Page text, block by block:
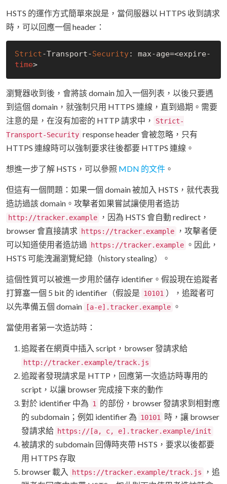
HSTS 的運作方式簡單來說是，當伺服器以 HTTPS 收到請求
時，可以回應一個 header：
Strict-Transport-Security: max-age=<expire-
time >
瀏覽器收到後，會將該 domain 加入一個列表，以後只要遇
到這個 domain，就強制只用 HTTPS 連線，直到過期。需要
注意的是，在沒有加密的 HTTP 請求中，
Strict-
Transport-Security response header 會被忽略，只有
HTTPS 連線時可以強制要求往後都要 HTTPS 連線。
想進一步了解 HSTS，可以參照 MDN 的文件 。
但這有一個問題：如果一個 domain 被加入 HSTS，就代表我
造訪過該 domain。攻擊者如果嘗試讓使用者造訪
http://tracker.example
，因為 HSTS 會自動 redirect，
browser 會直接請求
https://tracker.example
，攻擊者便
可以知道使用者造訪過
https://tracker.example 。因此，
HSTS 可能洩漏瀏覽紀錄（history stealing）。
這個性質可以被進一步用於儲存 identifier。假設現在追蹤者
打算塞一個 5 bit 的 identifier（假設是 10101 ），追蹤者可
以先準備五個 domain
[a-e].tracker.example 。
當使用者第一次造訪時：
追蹤者在網頁中插入 script，browser 發請求給
http://tracker.example/track.js
追蹤者發現請求是 HTTP，回應第一次造訪時專用的
script，以讓 browser 完成接下來的動作
對於 identifier 中為 1
的部份，browser 發請求到相對應
的 subdomain；例如 identifier 為 10101
時，讓 browser
發請求給 https://[a, c, e].tracker.example/init
被請求的 subdomain 回傳時夾帶 HSTS，要求以後都要
用 HTTPS 存取
browser 載入
https://tracker.example/track.js
，追